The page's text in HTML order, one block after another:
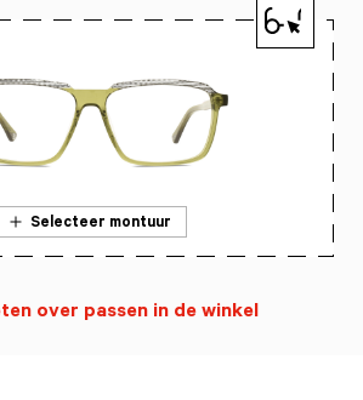
Selecteer montuur
over passen in de winkel